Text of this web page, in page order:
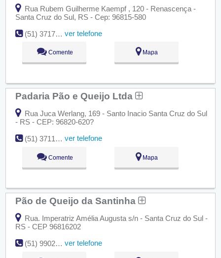
Rua Rubem Guilherme Kaempf , 120 - Renascença -
Santa Cruz do Sul, RS - Cep: 96815-580
(51) 3717-6022
ver telefone
Comente Mapa
Padaria Pão e Queijo Ltda
Rua Juca Werlang, 169 - Santo Inacio Santa Cruz do Sul
- RS - CEP: 96820-620?
(51) 3711-8655
ver telefone
Comente Mapa
Pão de Queijo da Santinha
Rua. Imperatriz Amélia Augusta s/n - Santa Cruz do Sul -
RS - CEP 96816202
(51) 9902-0832
ver telefone